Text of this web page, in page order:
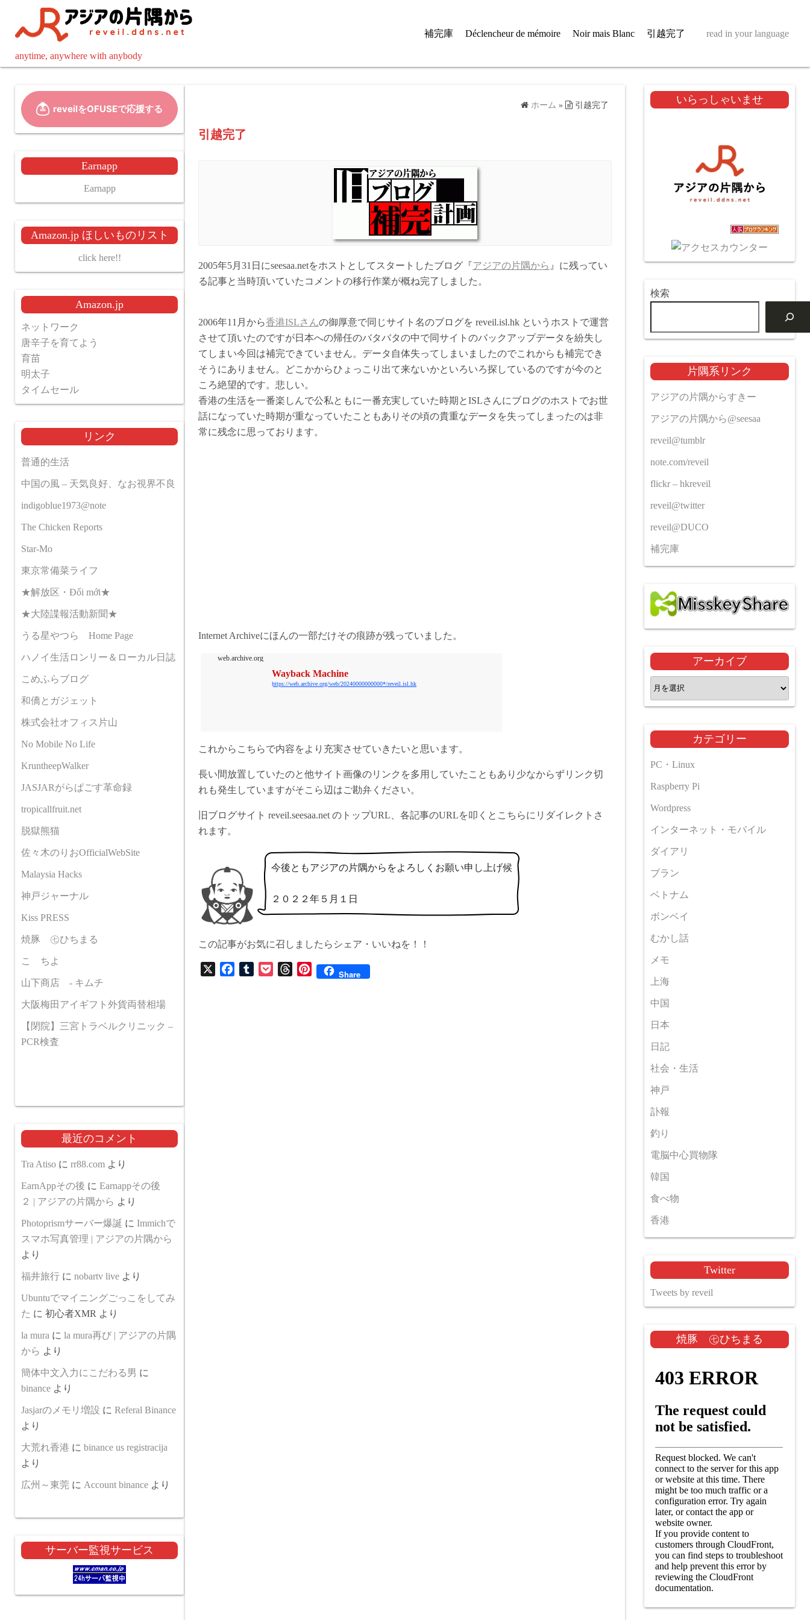
ツ
anytime, anywhere with anybody
補完庫 Déclencheur de mémoire Noir mais Blanc 引越完了 read in your language
ホーム » 引越完了
引越完了
2005年5月31日にseesaa.netをホストとしてスタートしたブログ『アジアの片隅から 』に残ってい
る記事と当時頂いていたコメントの移行作業が概ね完了しました。
2006年11月から香港ISLさんの御厚意で同じサイト名のブログを reveil.isl.hk というホストで運営
させて頂いたのですが日本への帰任のバタバタの中で同サイトのバックアップデータを紛失し
てしまい今回は補完できていません。データ自体失ってしまいましたのでこれからも補完でき
そうにありません。どこかからひょっこり出て来ないかといろいろ探しているのですが今のと
ころ絶望的です。悲しい。
香港の生活を一番楽しんで公私ともに一番充実していた時期とISLさんにブログのホストでお世
話になっていた時期が重なっていたこともありその頃の貴重なデータを失ってしまったのは非
常に残念に思っております。
Internet Archiveにほんの一部だけその痕跡が残っていました。
web.archive.org
Wayback Machine
https://web.archive.org/web/20240000000000*/reveil.isl.hk
これからこちらで内容をより充実させていきたいと思います。
長い間放置していたのと他サイト画像のリンクを多用していたこともあり少なからずリンク切
れも発生していますがそこら辺はご勘弁ください。
旧ブログサイト reveil.seesaa.net のトップURL、各記事のURLを叩くとこちらにリダイレクトさ
れます。
今後ともアジアの片隅からをよろしくお願い申し上げ候
２０２２年５月１日
この記事がお気に召しましたらシェア・いいねを！！
X
P
Share
Earnapp
Earnapp
Amazon.jp ほしいものリスト
click here!!
Amazon.jp
ネットワーク
唐辛子を育てよう
育苗
明太子
タイムセール
リンク
普通的生活
中国の風 – 天気良好、なお視界不良
indigoblue1973@note
The Chicken Reports
Star-Mo
東京常備菜ライフ
★解放区・Đổi mới★
★大陸諜報活動新聞★
うる星やつら Home Page
ハノイ生活ロンリー＆ローカル日誌
こめふらブログ
和僑とガジェット
株式会社オフィス片山
No Mobile No Life
KruntheepWalker
JASJARがらぱごす革命録
tropicallfruit.net
脱獄熊猫
佐々木のりおOfficialWebSite
Malaysia Hacks
神戸ジャーナル
Kiss PRESS
焼豚 ㊆ひちまる
こゝちよ
山下商店 - キムチ
大阪梅田アイギフト外貨両替相場
【閉院】三宮トラベルクリニック –
PCR検査
最近のコメント
Tra Atiso に rr88.com より
EarnAppその後 に Earnappその後
２ | アジアの片隅から より
Photoprismサーバー爆誕 に Immichで
スマホ写真管理 | アジアの片隅から
より
福井旅行 に nobartv live より
Ubuntuでマイニングごっこをしてみ
た に 初心者XMR より
la mura に la mura再び | アジアの片隅
から より
簡体中文入力にこだわる男 に
binance より
Jasjarのメモリ増設 に Referal Binance
より
大荒れ香港 に binance us registracija
より
広州～東莞 に Account binance より
サーバー監視サービス
いらっしゃいませ
検索
片隅系リンク
アジアの片隅からすきー
アジアの片隅から@seesaa
reveil@tumblr
note.com/reveil
flickr – hkreveil
reveil@twitter
reveil@DUCO
補完庫
アーカイブ
ア
ー
イ
ブ
カテゴリー
PC・Linux
Raspberry Pi
Wordpress
インターネット・モバイル
ダイアリ
ブラン
ベトナム
ボンベイ
むかし話
メモ
上海
中国
日本
日記
社会・生活
神戸
訃報
釣り
電脳中心買物隊
韓国
食べ物
香港
Twitter
Tweets by reveil
焼豚 ㊆ひちまる